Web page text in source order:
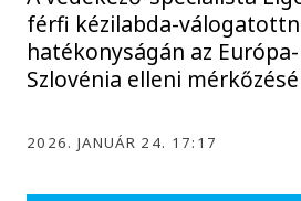
férfi kézilabda-
hatékonyságán az
Szlovénia elleni
2026. JANUÁR 24. 17:17